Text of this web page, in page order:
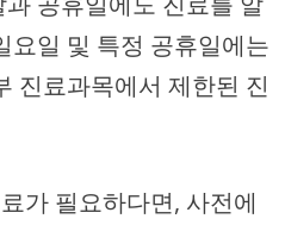
요일 및 특정 공휴일에는
진료과목에서 제한된 진
가 필요하다면, 사전에